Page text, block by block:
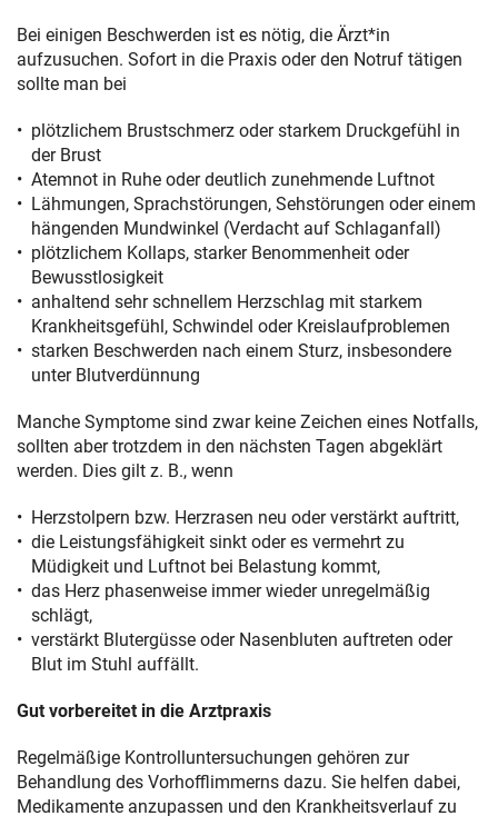
Bei einigen Beschwerden ist es nötig, die Ärzt*in
aufzusuchen. Sofort in die Praxis oder den Notruf tätigen
sollte man bei
plötzlichem Brustschmerz oder starkem Druckgefühl in
der Brust
Atemnot in Ruhe oder deutlich zunehmende Luftnot
Lähmungen, Sprachstörungen, Sehstörungen oder einem
hängenden Mundwinkel (Verdacht auf Schlaganfall)
plötzlichem Kollaps, starker Benommenheit oder
Bewusstlosigkeit
anhaltend sehr schnellem Herzschlag mit starkem
Krankheitsgefühl, Schwindel oder Kreislaufproblemen
starken Beschwerden nach einem Sturz, insbesondere
unter Blutverdünnung
Manche Symptome sind zwar keine Zeichen eines Notfalls,
sollten aber trotzdem in den nächsten Tagen abgeklärt
werden. Dies gilt z. B., wenn
Herzstolpern bzw. Herzrasen neu oder verstärkt auftritt,
die Leistungsfähigkeit sinkt oder es vermehrt zu
Müdigkeit und Luftnot bei Belastung kommt,
das Herz phasenweise immer wieder unregelmäßig
schlägt,
verstärkt Blutergüsse oder Nasenbluten auftreten oder
Blut im Stuhl auffällt.
Gut vorbereitet in die Arztpraxis
Regelmäßige Kontrolluntersuchungen gehören zur
Behandlung des Vorhofflimmerns dazu. Sie helfen dabei,
Medikamente anzupassen und den Krankheitsverlauf zu